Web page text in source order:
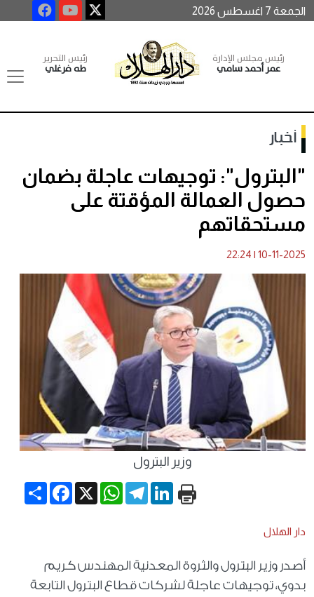
الجمعة 7 اغسطس 2026
رئيس مجلس الإدارة
عمر أحمد سامي
رئيس التحرير
طه فرغلي
أخبار
"البترول": توجيهات عاجلة بضمان
حصول العمالة المؤقتة على
مستحقاتهم
10-11-2025
|
22:24
وزير البترول
Share
Facebook X
WhatsApp
TelegramLinkedIn
دار الهلال
أصدر وزير البترول والثروة المعدنية المهندس كريم
بدوي، توجيهات عاجلة لشركات قطاع البترول التابعة